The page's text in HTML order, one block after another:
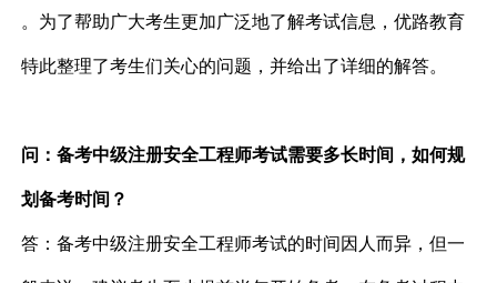
。为了帮助广大考生更加广泛地了解考试信息，优路教育
特此整理了考生们关心的问题，并给出了详细的解答。
问：备考中级注册安全工程师考试需要多长时间，如何规
划备考时间？
答：备考中级注册安全工程师考试的时间因人而异，但一